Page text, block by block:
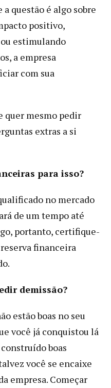
questão é algo sobre
positivo,
estimulando
a empresa
com sua
quer mesmo pedir
extras a si
para isso?
no mercado
de um tempo até
portanto, certifique-
financeira
demissão?
estão boas no seu
você já conquistou lá
boas
você se encaixe
empresa. Começar